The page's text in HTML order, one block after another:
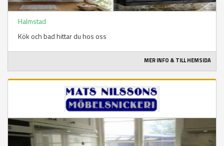
Halmstad
Kök och bad hittar du hos oss
MER INFO & TILL HEMSIDA